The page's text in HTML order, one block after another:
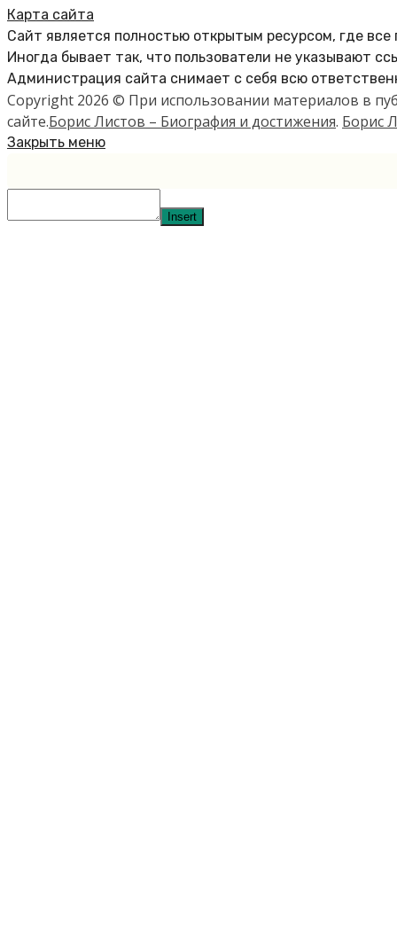
Карта сайта
Сайт является полностью открытым ресурсом, где
Иногда бывает так, что пользователи не указывают
Администрация сайта снимает с себя всю
Copyright 2026 © При использовании материалов в
сайте.Борис Листов – Биография и достижения. Борис
Закрыть меню
Insert